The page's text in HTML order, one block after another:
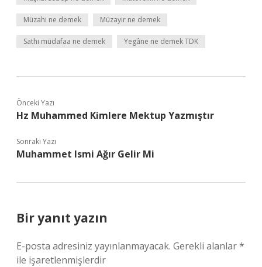
Müzahi ne demek Müzayir ne demek
Sathı müdafaa ne demek Yegâne ne demek TDK
Önceki Yazı
Hz Muhammed Kimlere Mektup Yazmıştır
Sonraki Yazı
Muhammet Ismi Ağır Gelir Mi
Bir yanıt yazın
E-posta adresiniz yayınlanmayacak. Gerekli alanlar*
ile işaretlenmişlerdir